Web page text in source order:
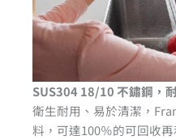
SUS304 18/10 不鏽鋼，
衛生耐用、易於清潔，
料，可達100％的可回收再